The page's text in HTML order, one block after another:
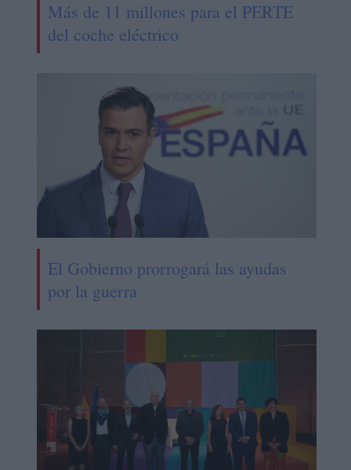
Más de 11 millones para el PERTE
del coche eléctrico
El Gobierno prorrogará las ayudas
por la guerra